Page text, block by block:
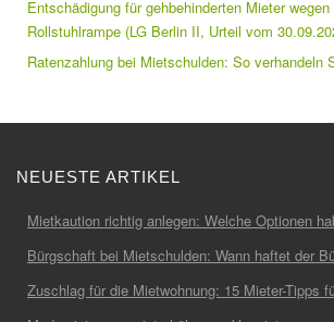
Entschädigung für gehbehinderten Mieter
Rollstuhlrampe (LG Berlin II, Urteil vom
Ratenzahlung bei Mietschulden: So verhandeln
NEUESTE ARTIKEL
Mietkaution richtig anlegen: Welche Optionen
Bürgschaft bei Mietschulden: Wann haftet der
Zuschlag für die Mietwohnung: 15 Mieter-Tipps